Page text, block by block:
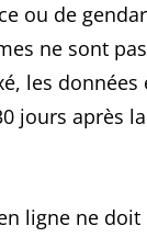
ou de
ne sont
les données
jours après
ligne ne doit